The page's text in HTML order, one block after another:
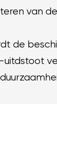
van
de